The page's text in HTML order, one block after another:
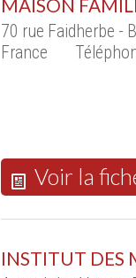
MAISON
70 rue Faidherbe -
France
Voir la
INSTITUT DES